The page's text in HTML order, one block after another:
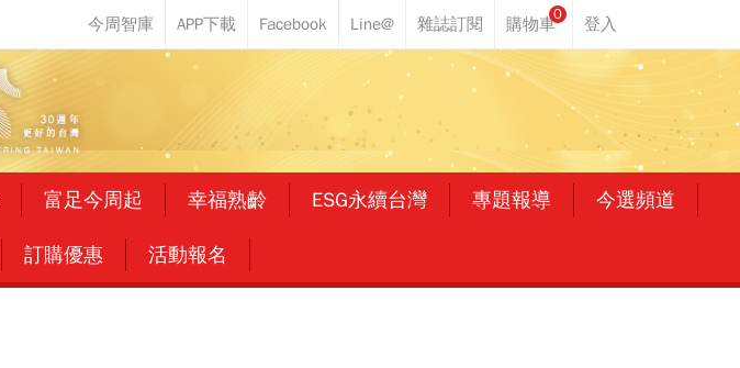
0
富足今周起 幸福熟齡 ESG永續台灣 專題報導 今選頻道
訂購優惠 活動報名